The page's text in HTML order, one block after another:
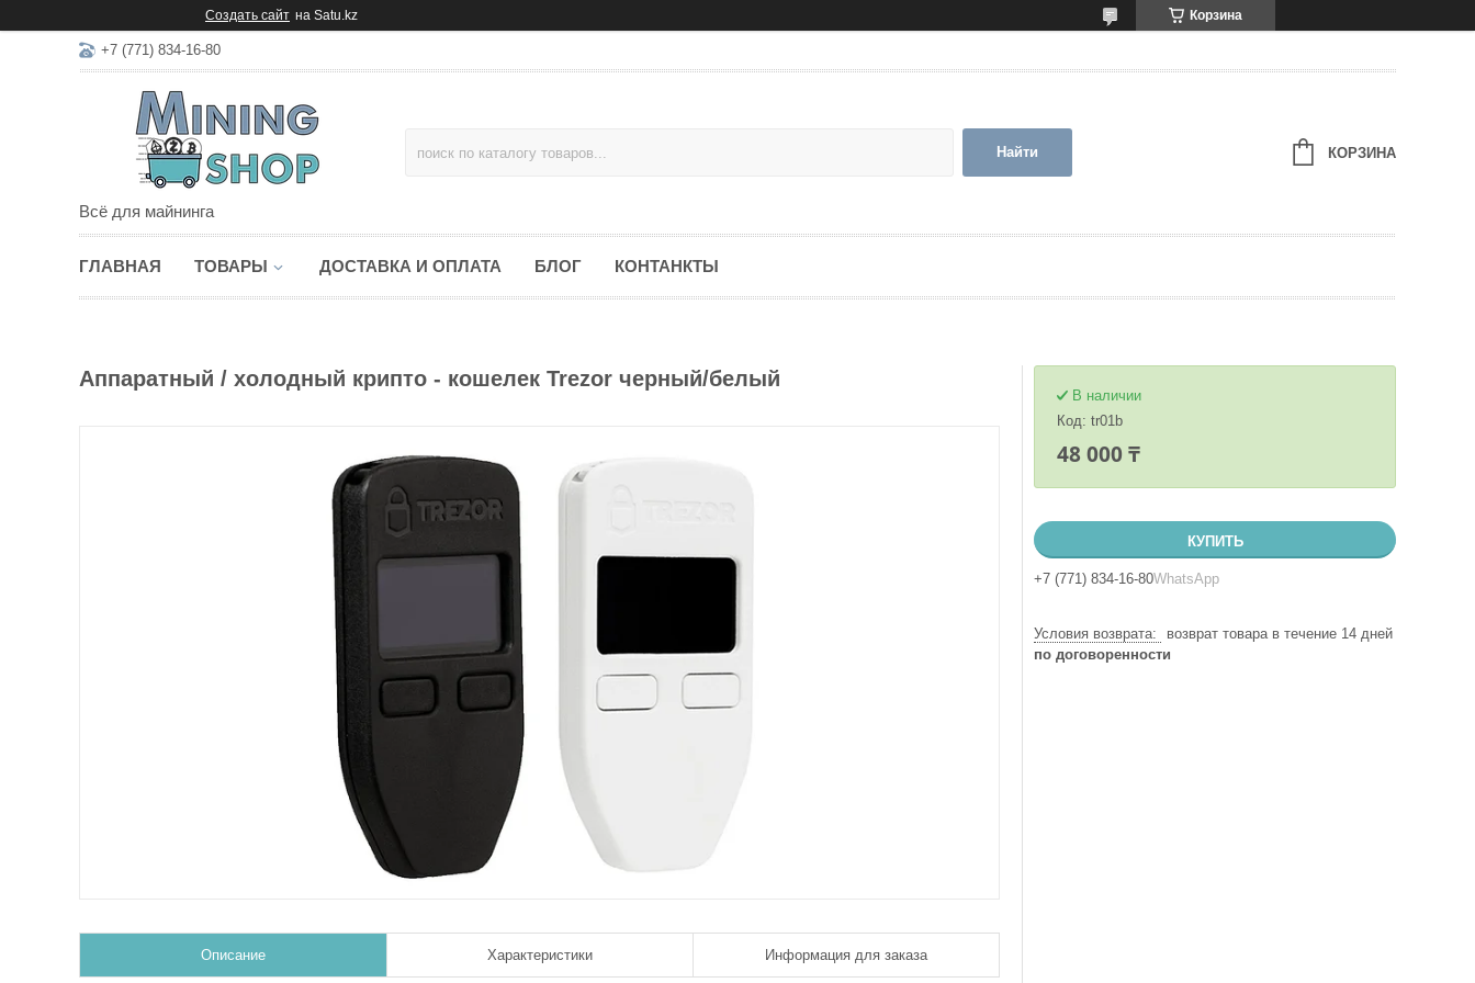
Создать сайт на Satu.kz Корзина
+7 (771) 834-16-80
Всё для майнинга
Найти КОРЗИНА
ГЛАВНАЯ ТОВАРЫ ДОСТАВКА И ОПЛАТА БЛОГ КОНТАНКТЫ
Аппаратный / холодный крипто - кошелек Trezor черный/белый
Описание Характеристики Информация для заказа
В наличии
Код: tr01b
48 000 ₸
КУПИТЬ
+7 (771) 834-16-80WhatsApp
возврат товара в течение 14 дней
по договоренности